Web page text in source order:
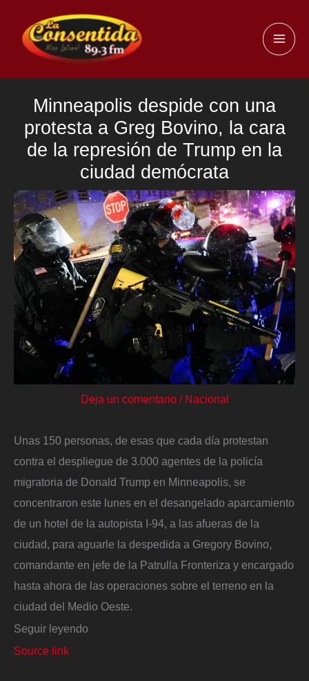
contenido
Minneapolis despide con una
protesta a Greg Bovino, la cara
de la represión de Trump en la
ciudad demócrata
Deja un comentario / Nacional
Unas 150 personas, de esas que cada día protestan
contra el despliegue de 3.000 agentes de la policía
migratoria de Donald Trump en Minneapolis, se
concentraron este lunes en el desangelado aparcamiento
de un hotel de la autopista I-94, a las afueras de la
ciudad, para aguarle la despedida a Gregory Bovino,
comandante en jefe de la Patrulla Fronteriza y encargado
hasta ahora de las operaciones sobre el terreno en la
ciudad del Medio Oeste.
Seguir leyendo
Source link